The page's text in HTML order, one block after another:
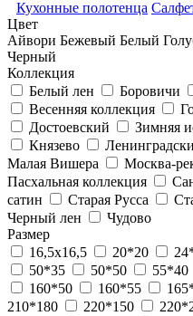
Кухонные полотенца
Цвет
Айвори Бежевый Белый
Черный
Коллекция
Белый лен
Боровичи
Весенняя коллекция
Достоевский
Зимняя
Князево
Малая Вишера
Москва-
Пасхальная коллекция
сатин
Старая Русса
Черный лен
Чудово
Размер
16,5х16,5
20*20
50*35
50*50 55*40
160*50
160*55
210*180
220*150